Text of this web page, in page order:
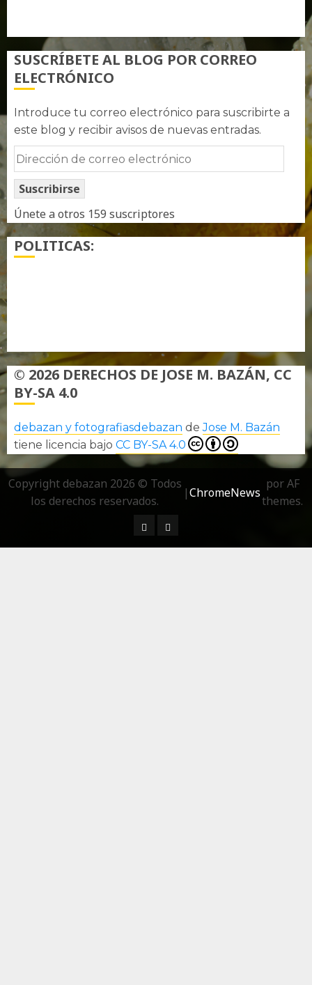
SUSCRÍBETE AL BLOG POR CORREO
ELECTRÓNICO
Introduce tu correo electrónico para suscribirte a
este blog y recibir avisos de nuevas entradas.
Dirección
de
correo
electrónico
Suscribirse
Únete a otros 159 suscriptores
POLITICAS:
© 2026 DERECHOS DE JOSE M. BAZÁN, CC
BY-SA 4.0
debazan y fotografiasdebazan deJose M. Bazán
tiene licencia bajo CC BY-SA 4.0
Copyright debazan 2026 © Todos
los derechos reservados.
|ChromeNews
por AF
themes.
¿ Quién soy…?
Más información sobre las